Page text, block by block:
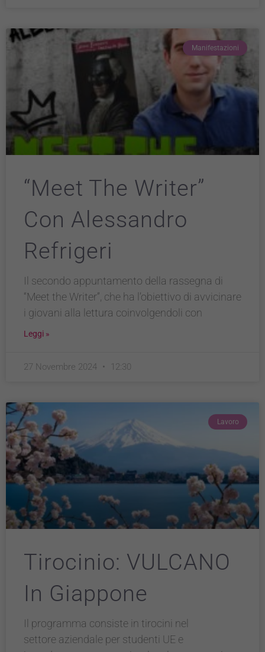
Manifestazioni
“Meet The Writer”
Con Alessandro
Refrigeri
Il secondo appuntamento della rassegna di
“Meet the Writer”, che ha l’obiettivo di avvicinare
i giovani alla lettura coinvolgendoli con
Leggi »
27 Novembre 2024 12:30
Lavoro
Tirocinio: VULCANO
In Giappone
Il programma consiste in tirocini nel
settore aziendale per studenti UE e